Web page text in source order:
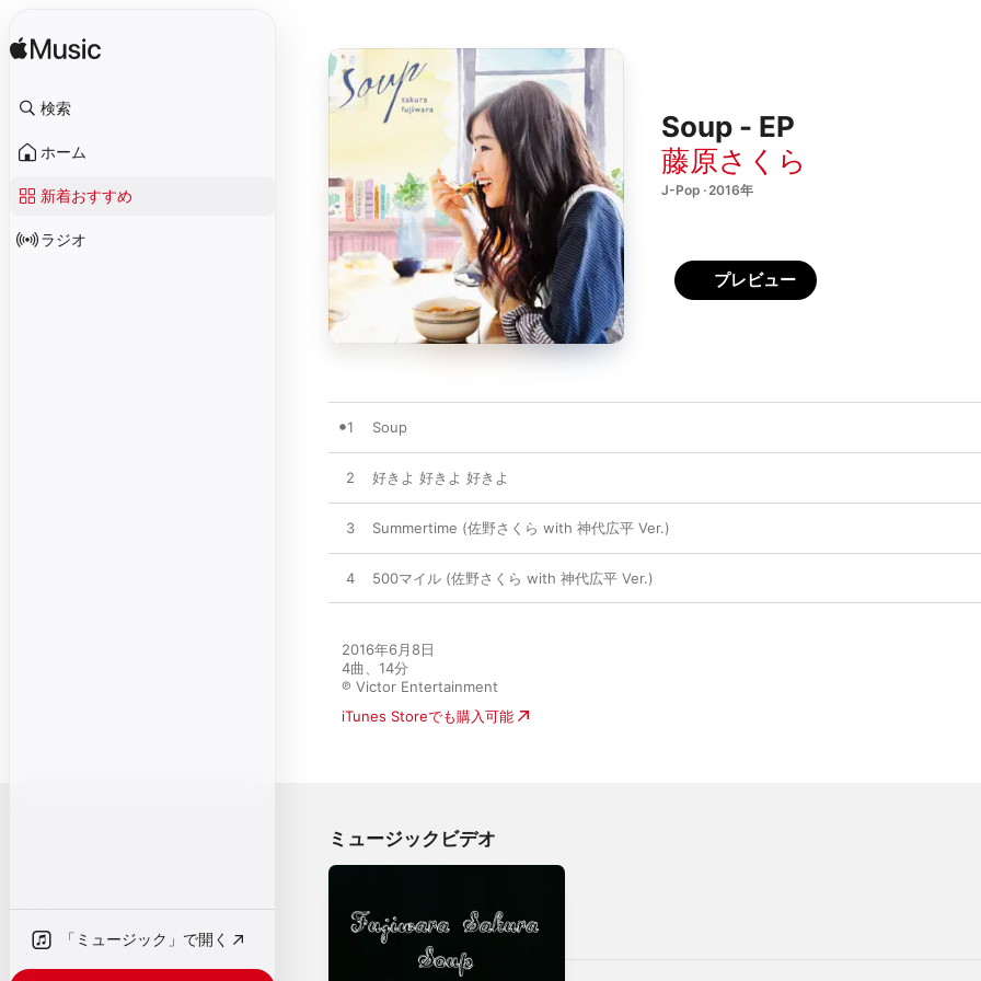
検索
ホーム
新着おすすめ
ラジオ
「ミュージック」で開く
Soup - EP
藤原さくら
J-Pop · 2016年
プレビュー
1 Soup
2 好きよ 好きよ 好きよ
3 Summertime (佐野さくら with 神代広平 Ver.)
4 500マイル (佐野さくら with 神代広平 Ver.)
2016年6月8日
4曲、14分
℗ Victor Entertainment
iTunes Storeでも購入可能
ミュージックビデオ